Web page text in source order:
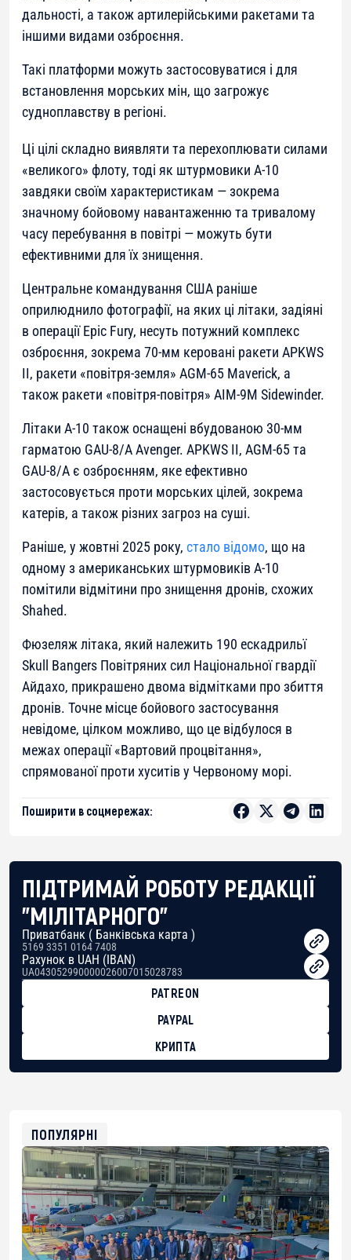
дальності, а також артилерійськими ракетами та
іншими видами озброєння.
Такі платформи можуть застосовуватися і для
встановлення морських мін, що загрожує
судноплавству в регіоні.
Ці цілі складно виявляти та перехоплювати силами
«великого» флоту, тоді як штурмовики A-10
завдяки своїм характеристикам — зокрема
значному бойовому навантаженню та тривалому
часу перебування в повітрі — можуть бути
ефективними для їх знищення.
Центральне командування США раніше
оприлюднило фотографії, на яких ці літаки, задіяні
в операції Epic Fury, несуть потужний комплекс
озброєння, зокрема 70-мм керовані ракети APKWS
II, ракети «повітря-земля» AGM-65 Maverick, а
також ракети «повітря-повітря» AIM-9M Sidewinder.
Літаки A-10 також оснащені вбудованою 30-мм
гарматою GAU-8/A Avenger. APKWS II, AGM-65 та
GAU-8/A є озброєнням, яке ефективно
застосовується проти морських цілей, зокрема
катерів, а також різних загроз на суші.
Раніше, у жовтні 2025 року, стало відомо, що на
одному з американських штурмовиків A-10
помітили відмітини про знищення дронів, схожих
Shahed.
Фюзеляж літака, який належить 190 ескадрильї
Skull Bangers Повітряних сил Національної гвардії
Айдахо, прикрашено двома відмітками про збиття
дронів. Точне місце бойового застосування
невідоме, цілком можливо, що це відбулося в
межах операції «Вартовий процвітання»,
спрямованої проти хуситів у Червоному морі.
Поширити в соцмережах:
ПІДТРИМАЙ РОБОТУ РЕДАКЦІЇ
"МІЛІТАРНОГО"
Приватбанк ( Банківська карта )
5169 3351 0164 7408
Рахунок в UAH (IBAN)
UA043052990000026007015028783
PATREON
PAYPAL
КРИПТА
0xfD02863D3289416fcF50975c9DFda13623f97758
ПОПУЛЯРНІ